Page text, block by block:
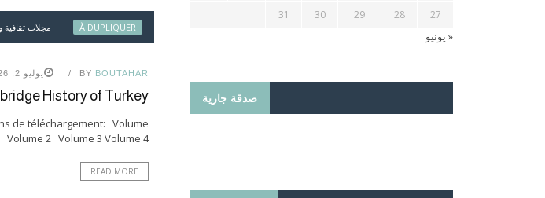
À DUPLIQUER مجلات ثقافية
BY BOUTAHAR يوليو 2, 2026
History of Turkey
de téléchargement: Volume
Volume 2 Volume 3 Volume 4
READ MORE
27
28
29
30
31
« يونيو
صدقة جارية